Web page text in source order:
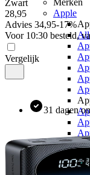
Merken
Apple
Zwart
28,95
Advies 34,95-17%
Voor 10:30 besteld,
Vergelijk
31 dagen